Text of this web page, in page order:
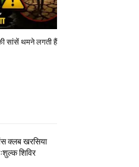
की सांसें थमने लगती हैं
क्लब खरसिया
शिविर